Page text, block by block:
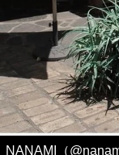
NANAMI（